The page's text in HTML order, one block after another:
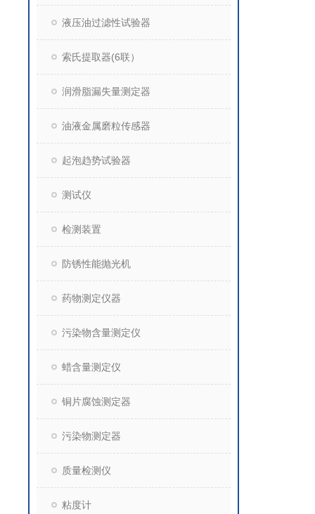
液压油过滤性试验器
索氏提取器(6联）
润滑脂漏失量测定器
油液金属磨粒传感器
起泡趋势试验器
测试仪
检测装置
防锈性能抛光机
药物测定仪器
污染物含量测定仪
蜡含量测定仪
铜片腐蚀测定器
污染物测定器
质量检测仪
粘度计